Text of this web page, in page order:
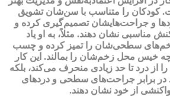
کودکان را متناسب با سن‌شان تشویق
و جراحت‌هایشان تصمیم‌گیری کرده و
مناسبی نشان دهند. مثلاً، به او یاد
سطحی‌شان را تمیز کرده و چسب
خیس محل زخم‌شان را بمالند. این کار
از درد تا حد زیادی منحرف می‌کند، بلکه
در برابر جراحت‌های سطحی و درد‌های
از خود نشان دهند.